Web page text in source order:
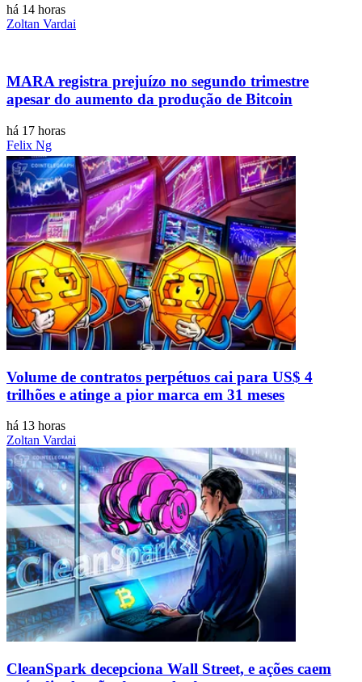
há 14 horas
Zoltan Vardai
MARA registra prejuízo no segundo trimestre
apesar do aumento da produção de Bitcoin
há 17 horas
Felix Ng
Volume de contratos perpétuos cai para US$ 4
trilhões e atinge a pior marca em 31 meses
há 13 horas
Zoltan Vardai
CleanSpark decepciona Wall Street, e ações caem